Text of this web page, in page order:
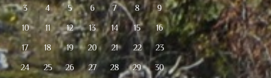
3 4 5 6 7 8 9
10 11 12 13 14 15 16
17 18 19 20 21 22 23
24 25 26 27 28 29 30